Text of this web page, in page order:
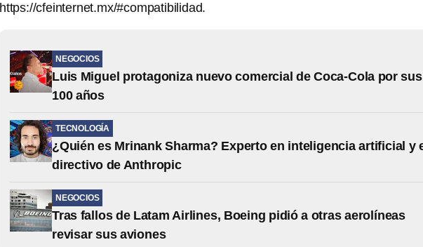
https://cfeinternet.mx/#compatibilidad.
NEGOCIOS
Luis Miguel protagoniza nuevo comercial de Coca-Cola por sus
100 años
TECNOLOGÍA
¿Quién es Mrinank Sharma? Experto en inteligencia artificial y
directivo de Anthropic
NEGOCIOS
Tras fallos de Latam Airlines, Boeing pidió a otras aerolíneas
revisar sus aviones